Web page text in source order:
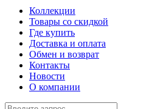
Коллекции
Товары со скидкой
Где купить
Доставка и оплата
Обмен и возврат
Контакты
Новости
О компании